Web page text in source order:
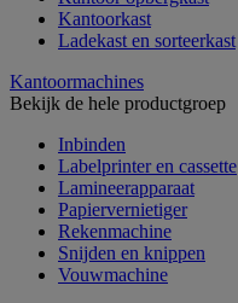
Kantoorkast
Ladekast en sorteerkast
Kantoormachines
Bekijk de hele productgroep
Inbinden
Labelprinter en cassette
Lamineerapparaat
Papiervernietiger
Rekenmachine
Snijden en knippen
Vouwmachine